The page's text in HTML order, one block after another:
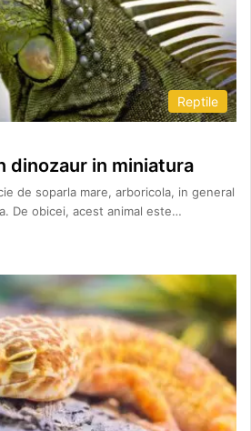
Reptile
dinozaur in miniatura
de soparla mare, arboricola, in general
De obicei, acest animal este…